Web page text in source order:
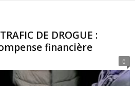
DE DROGUE :
financière
0